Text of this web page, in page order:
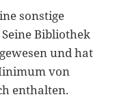
sonstige
Bibliothek
und hat
von
enthalten.